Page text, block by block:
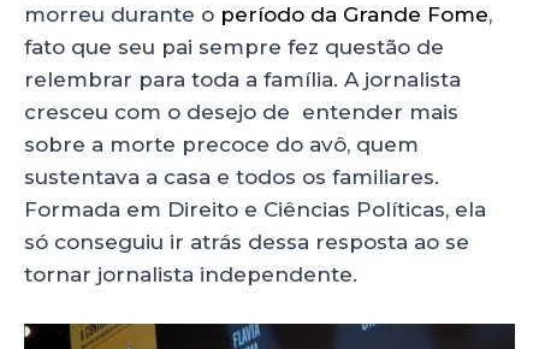
morreu durante o período da Grande Fome,
fato que seu pai sempre fez questão de
relembrar para toda a família. A jornalista
cresceu com o desejo de entender mais
sobre a morte precoce do avô, quem
sustentava a casa e todos os familiares.
Formada em Direito e Ciências Políticas, ela
só conseguiu ir atrás dessa resposta ao se
tornar jornalista independente.